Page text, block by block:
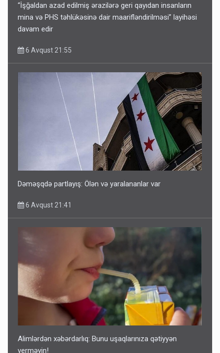
“İşğaldan azad edilmiş ərazilərə geri qayıdan insanların
mina və PHS təhlükəsinə dair maarifləndirilməsi” layihəsi
davam edir
6 Avqust 21:55
Dəməşqdə partlayış: Ölən və yaralananlar var
6 Avqust 21:41
Alimlərdən xəbərdarlıq: Bunu uşaqlarınıza qətiyyən
verməyin!